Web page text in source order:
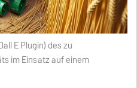
E Plugin) des zu
im Einsatz auf einem